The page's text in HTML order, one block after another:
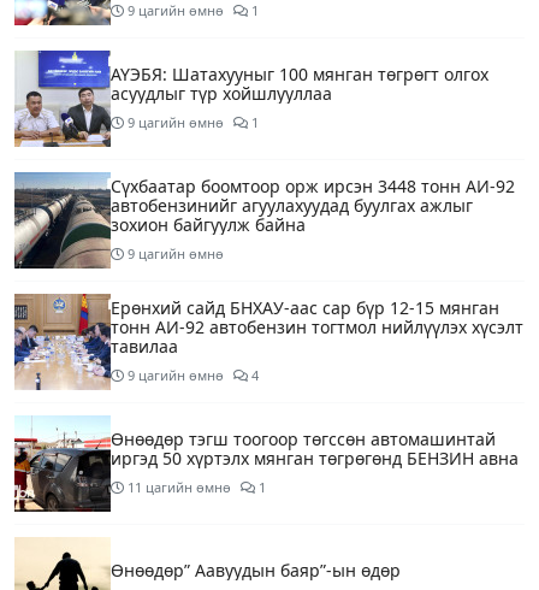
9 цагийн өмнө 1
АҮЭБЯ: Шатахууныг 100 мянган төгрөгт олгох
асуудлыг түр хойшлууллаа
9 цагийн өмнө 1
Сүхбаатар боомтоор орж ирсэн 3448 тонн АИ-92
автобензинийг агуулахуудад буулгах ажлыг
зохион байгуулж байна
9 цагийн өмнө
Ерөнхий сайд БНХАУ-аас сар бүр 12-15 мянган
тонн АИ-92 автобензин тогтмол нийлүүлэх хүсэлт
тавилаа
9 цагийн өмнө 4
Өнөөдөр тэгш тоогоор төгссөн автомашинтай
иргэд 50 хүртэлх мянган төгрөгөнд БЕНЗИН авна
11 цагийн өмнө 1
Өнөөдөр” Аавуудын баяр”-ын өдөр